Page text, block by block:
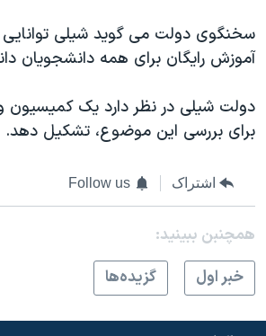
صفحه‌های ویژه
سفر پرزیدنت ترامپ به چین
سخنگوی دولت می گويد شيلی توانايی
آموزش رايگان برای همه دانشجويان
دولت شيلی در نظر دارد يک کميسيون
برای بررسی اين موضوع، تشکيل دهد.
اشتراک Follow us
همچنبن ببینید:
خبر اول
گزيده‌ها